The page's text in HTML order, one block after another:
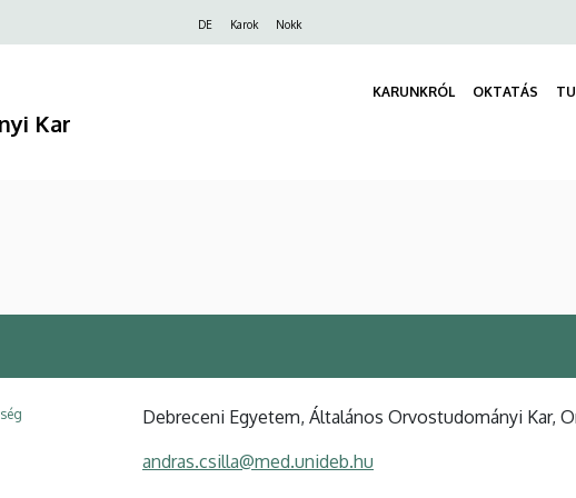
DE Karok Nokk
Kar
KARUNKRÓL OKTATÁS
Debreceni Egyetem, Általános Orvostudományi Kar,
andras.csilla@med.unideb.hu